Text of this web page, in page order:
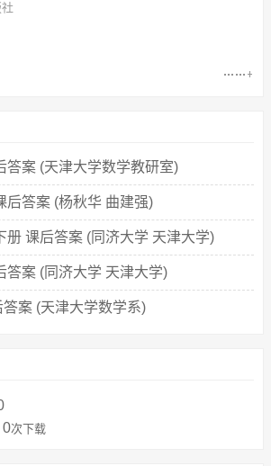
答案 (天津大学数学教研室)
后答案 (杨秋华 曲建强)
册 课后答案 (同济大学 天津大学)
答案 (同济大学 天津大学)
案 (天津大学数学系)
0次下载